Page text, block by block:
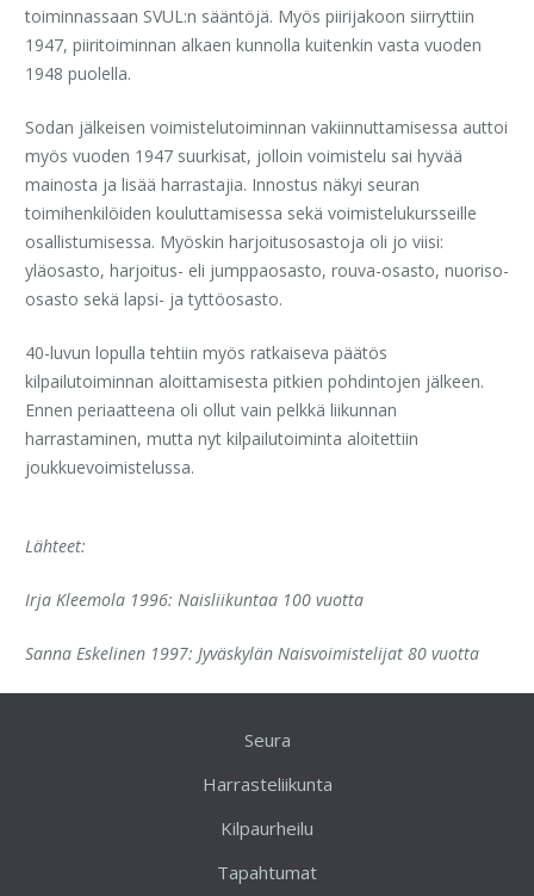
toiminnassaan SVUL:n sääntöjä. Myös piirijakoon siirryttiin
1947, piiritoiminnan alkaen kunnolla kuitenkin vasta vuoden
1948 puolella.
Sodan jälkeisen voimistelutoiminnan vakiinnuttamisessa auttoi
myös vuoden 1947 suurkisat, jolloin voimistelu sai hyvää
mainosta ja lisää harrastajia. Innostus näkyi seuran
toimihenkilöiden kouluttamisessa sekä voimistelukursseille
osallistumisessa. Myöskin harjoitusosastoja oli jo viisi:
yläosasto, harjoitus- eli jumppaosasto, rouva-osasto, nuoriso-
osasto sekä lapsi- ja tyttöosasto.
40-luvun lopulla tehtiin myös ratkaiseva päätös
kilpailutoiminnan aloittamisesta pitkien pohdintojen jälkeen.
Ennen periaatteena oli ollut vain pelkkä liikunnan
harrastaminen, mutta nyt kilpailutoiminta aloitettiin
joukkuevoimistelussa.
Lähteet:
Irja Kleemola 1996: Naisliikuntaa 100 vuotta
Sanna Eskelinen 1997: Jyväskylän Naisvoimistelijat 80 vuotta
Seura
Harrasteliikunta
Kilpaurheilu
Tapahtumat